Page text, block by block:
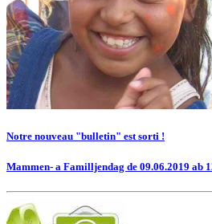
Notre nouveau "bulletin" est sorti !
Mammen- a Familljendag de 09.06.2019 ab